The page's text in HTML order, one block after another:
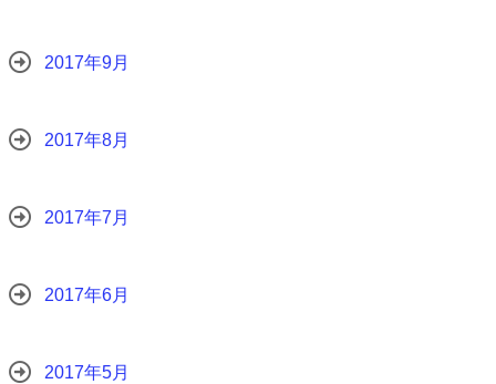
2017年9月
2017年8月
2017年7月
2017年6月
2017年5月